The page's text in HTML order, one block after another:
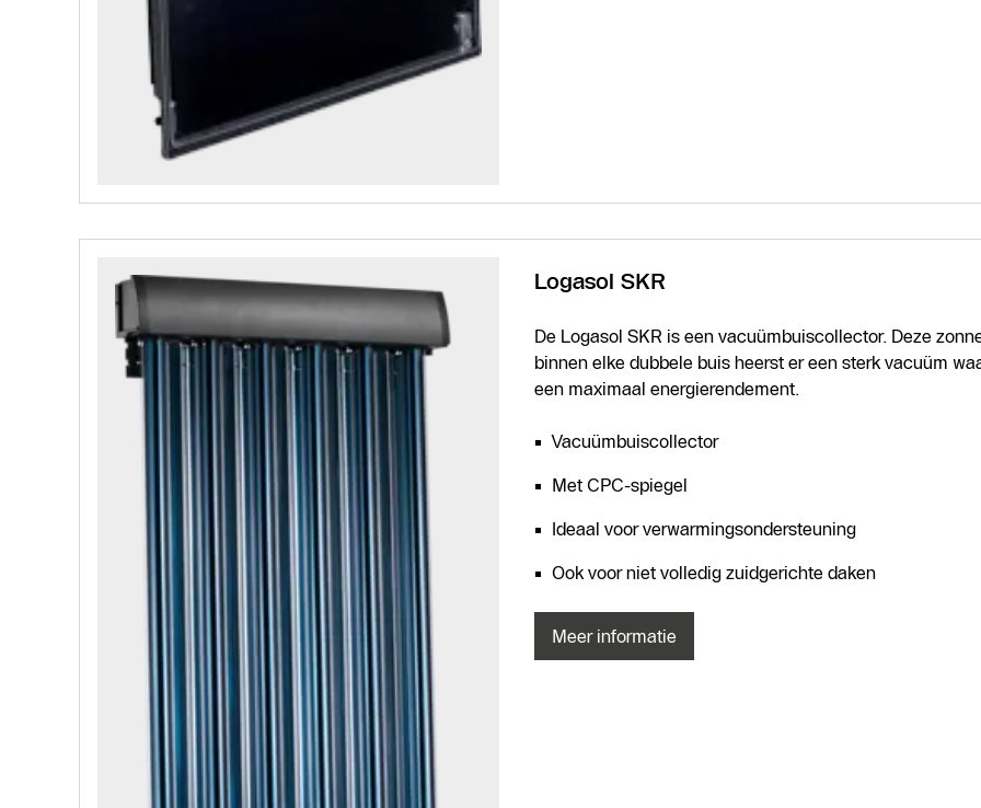
Logasol SKR
De Logasol SKR is een vacuümbuiscollector. Deze
binnen elke dubbele buis heerst er een sterk vacuüm
een maximaal energierendement.
Vacuümbuiscollector
Met CPC-spiegel
Ideaal voor verwarmingsondersteuning
Ook voor niet volledig zuidgerichte daken
Meer informatie